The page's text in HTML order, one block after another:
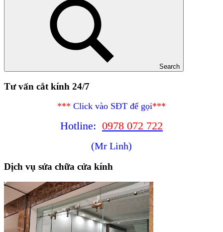
Search
Tư vấn cắt kính 24/7
*** Click vào SĐT để gọi***
Hotline: 0978 072 722
(Mr Linh)
Dịch vụ sửa chữa cửa kính